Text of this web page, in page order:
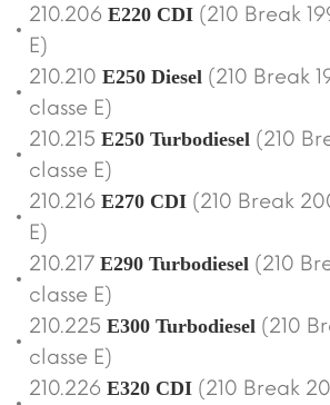
210.206 E220 CDI (210 Break
E)
210.210 E250 Diesel (210 Break
classe E)
210.215 E250 Turbodiesel (210
classe E)
210.216 E270 CDI (210 Break
E)
210.217 E290 Turbodiesel (210
classe E)
210.225 E300 Turbodiesel (210
classe E)
210.226 E320 CDI (210 Break